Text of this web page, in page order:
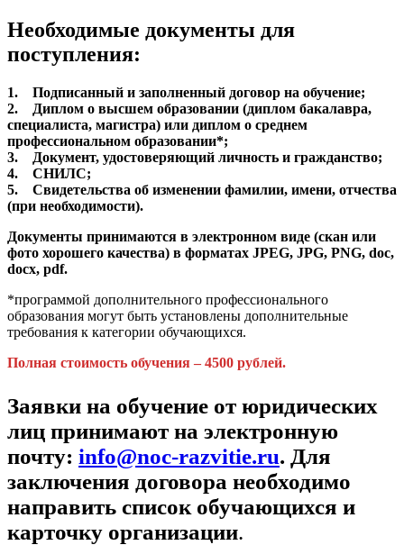
Необходимые документы для
поступления:
1. Подписанный и заполненный договор на обучение;
2. Диплом о высшем образовании (диплом бакалавра,
специалиста, магистра) или диплом о среднем
профессиональном образовании*;
3. Документ, удостоверяющий личность и гражданство;
4. СНИЛС;
5. Свидетельства об изменении фамилии, имени, отчества
(при необходимости).
Документы принимаются в электронном виде (скан или
фото хорошего качества) в форматах JPEG, JPG, PNG, doc,
docx, pdf.
*программой дополнительного профессионального
образования могут быть установлены дополнительные
требования к категории обучающихся.
Полная стоимость обучения – 4500 рублей.
Заявки на обучение от юридических
лиц принимают на электронную
почту: info@noc-razvitie.ru. Для
заключения договора необходимо
направить список обучающихся и
карточку организации.